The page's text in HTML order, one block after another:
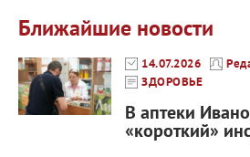
Ближайшие новости
14.07.2026
ЗДОРОВЬЕ
В аптеки
«короткий»